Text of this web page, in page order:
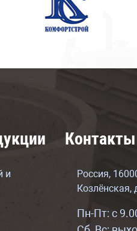
и
Контакты
Россия,
Козлёнская,
Пн-Пт: с